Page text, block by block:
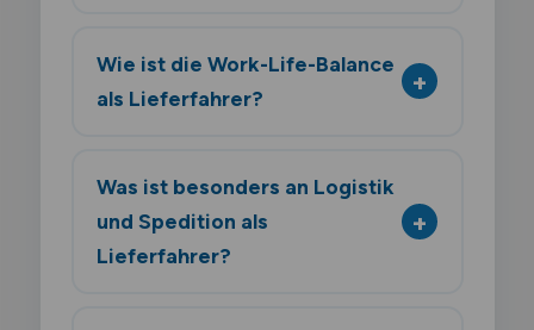
Wie ist die Work-Life-Balance
als Lieferfahrer?
Was ist besonders an Logistik
und Spedition als
Lieferfahrer?